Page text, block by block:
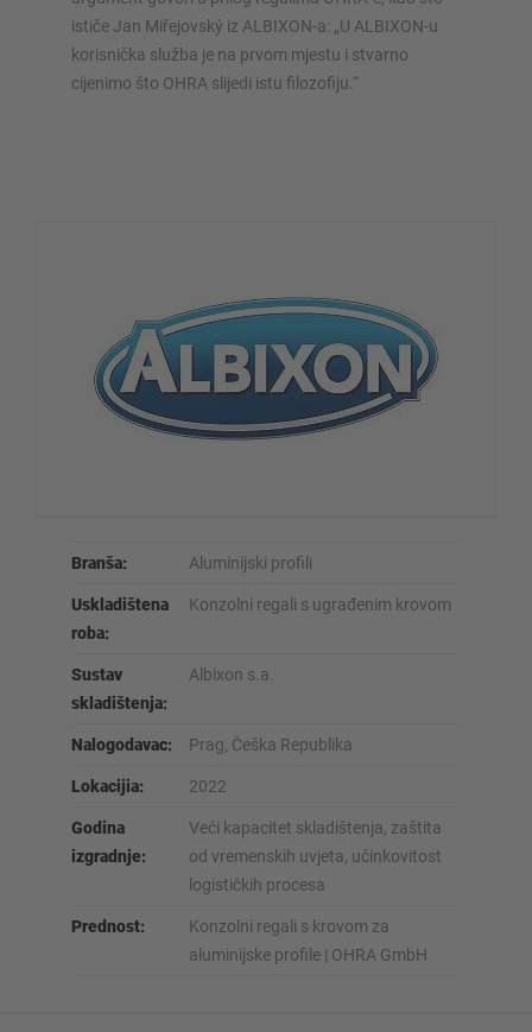
ističe Jan Miřejovský iz ALBIXON-a: „U ALBIXON-u
korisnička služba je na prvom mjestu i stvarno
cijenimo što OHRA slijedi istu filozofiju.“
Branša: Aluminijski profili
Uskladištena
roba:
Konzolni regali s ugrađenim krovom
Sustav
skladištenja:
Albixon s.a.
Nalogodavac: Prag, Češka Republika
Lokacijia: 2022
Godina
izgradnje:
Veći kapacitet skladištenja, zaštita
od vremenskih uvjeta, učinkovitost
logističkih procesa
Prednost:
Konzolni regali s krovom za
aluminijske profile | OHRA GmbH